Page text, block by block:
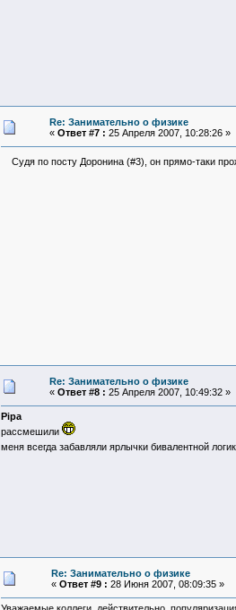
Re: Занимательно о физике
« Ответ #7 : 25 Апреля 2007, 10:28:26 »
Судя по посту Доронина (#3), он прямо-таки
Re: Занимательно о физике
« Ответ #8 : 25 Апреля 2007, 10:49:32 »
Pipa
рассмешили
меня всегда забавляли ярлычки бивалентной
Re: Занимательно о физике
« Ответ #9 : 28 Июня 2007, 08:09:35 »